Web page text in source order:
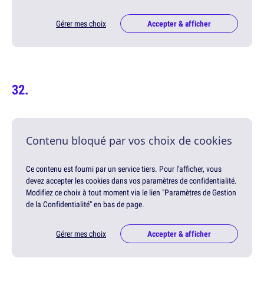
Gérer mes choix Accepter & afficher
Contenu bloqué par vos choix de cookies
Ce contenu est fourni par un service tiers. Pour l'afficher, vous
devez accepter les cookies dans vos paramètres de confidentialité.
Modifiez ce choix à tout moment via le lien "Paramètres de Gestion
de la Confidentialité" en bas de page.
Gérer mes choix Accepter & afficher